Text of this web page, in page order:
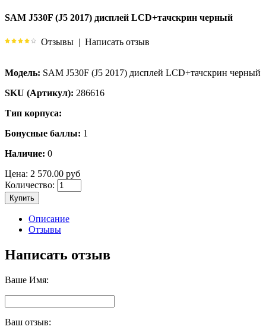
SAM J530F (J5 2017) дисплей LCD+тачскрин черный
Отзывы | Написать отзыв
Модель: SAM J530F (J5 2017) дисплей LCD+тачскрин черный
SKU (Артикул): 286616
Тип корпуса:
Бонусные баллы: 1
Наличие: 0
Цена: 2 570.00 руб
Количество:
Купить
Описание
Отзывы
Написать отзыв
Ваше Имя:
Ваш отзыв: